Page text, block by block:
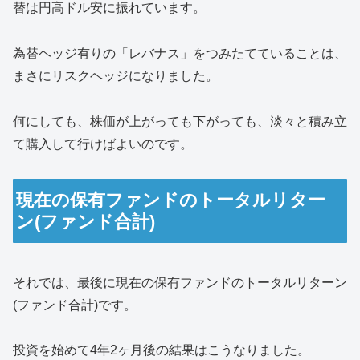
替は円高ドル安に振れています。
為替ヘッジ有りの「レバナス」をつみたてていることは、
まさにリスクヘッジになりました。
何にしても、株価が上がっても下がっても、淡々と積み立
て購入して行けばよいのです。
現在の保有ファンドのトータルリター
ン(ファンド合計)
それでは、最後に現在の保有ファンドのトータルリターン
(ファンド合計)です。
投資を始めて4年2ヶ月後の結果はこうなりました。